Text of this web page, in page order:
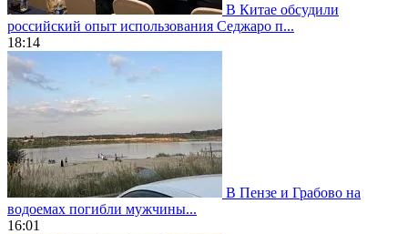
В Китае обсудили
российский опыт использования Седжаро п...
18:14
В Пензе и Грабово на
водоемах погибли мужчины...
16:01